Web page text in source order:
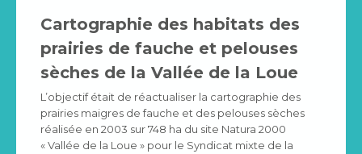
Cartographie des habitats des
prairies de fauche et pelouses
sèches de la Vallée de la Loue
L’objectif était de réactualiser la cartographie des
prairies maigres de fauche et des pelouses sèches
réalisée en 2003 sur 748 ha du site Natura 2000
« Vallée de la Loue » pour le Syndicat mixte de la